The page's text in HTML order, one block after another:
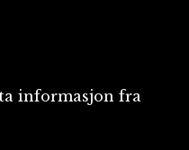
informasjon fra